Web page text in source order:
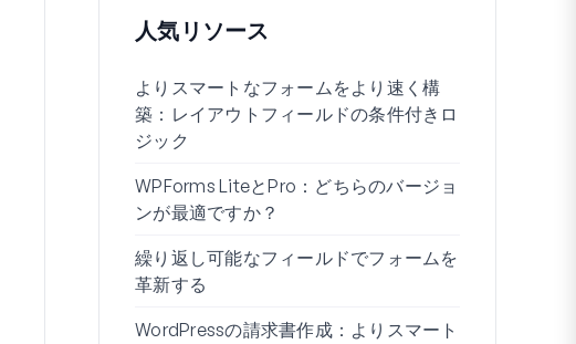
人気リソース
よりスマートなフォームをより速く構
築：レイアウトフィールドの条件付きロ
ジック
WPForms LiteとPro：どちらのバージョ
ンが最適ですか？
繰り返し可能なフィールドでフォームを
革新する
WordPressの請求書作成：よりスマート